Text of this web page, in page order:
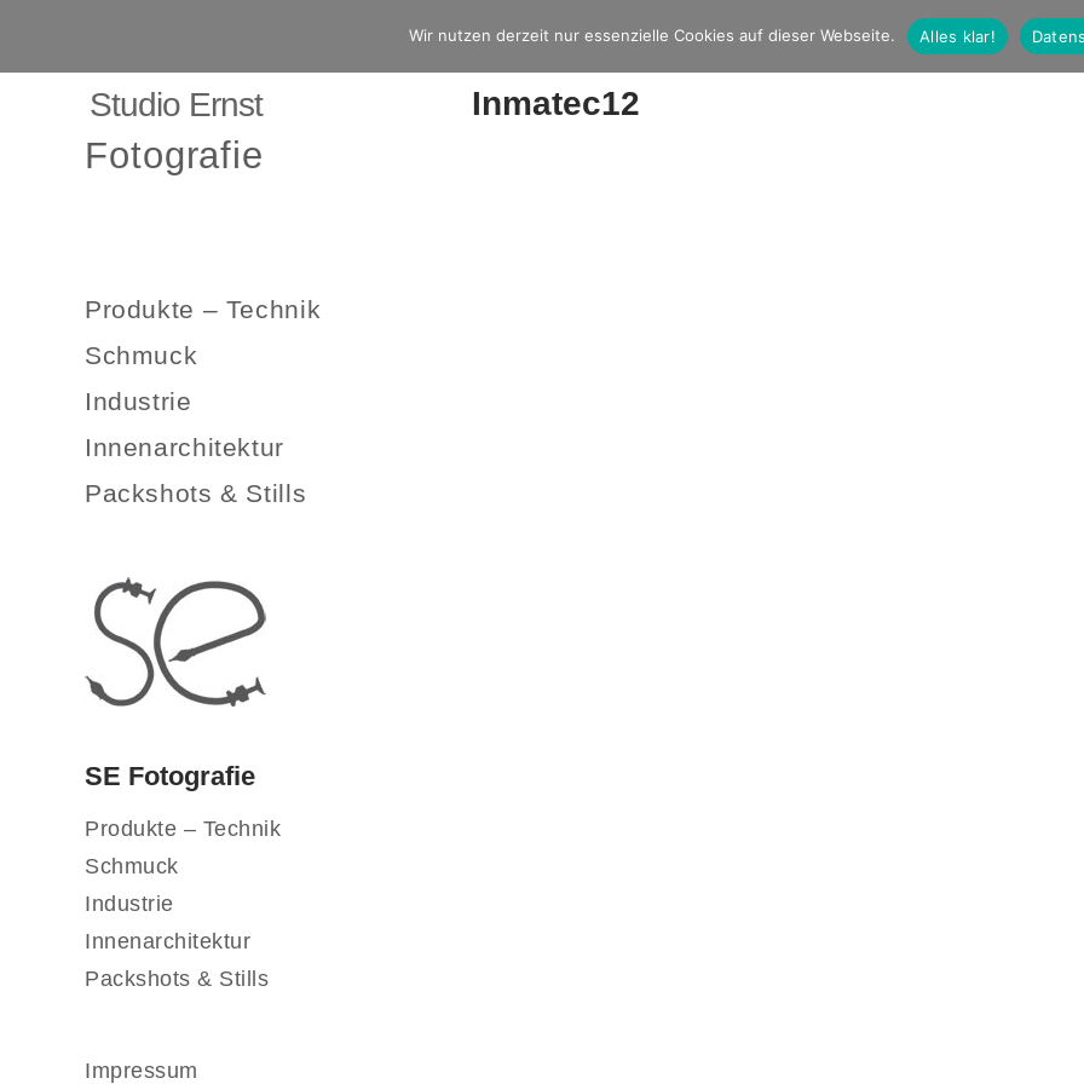
Studio Ernst
Fotografie
Produkte – Technik
Schmuck
Industrie
Innenarchitektur
Packshots & Stills
SE Fotografie
Produkte – Technik
Schmuck
Industrie
Innenarchitektur
Packshots & Stills
Impressum
Inmatec12
Wir nutzen derzeit nur essenzielle Cookies auf dieser Webseite. Alles klar!